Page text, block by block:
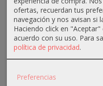
ofertas, recuerdan tus
navegación y nos avisan si
Haciendo click en
acuerdo con su uso. Para
política de privacidad.
Preferencias